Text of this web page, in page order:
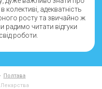
колективі, адекватність
росту та звичайно ж
радимо читати відгуки
роботи.
Полтава
Лекарства